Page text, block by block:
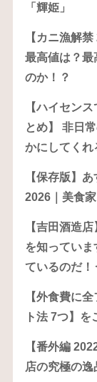
「輝姫」
【カニ漁解
最高値は？最
のか！？
【ハイセン
とめ】 非日
かにしてくれ
【保存版】
2026｜美食
【吉田酒造
を知ってい
ているのだ！
【外食費に
ト法 7つ】
【番外編
店の究極の逸